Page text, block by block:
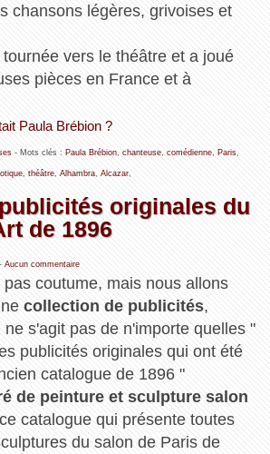
chansons légères, grivoises et
vers le théâtre et a joué
pièces en France et à
Paula Brébion ?
- Mots clés : Paula Brébion, chanteuse, comédienne, Paris,
, théâtre, Alhambra, Alcazar,
originales du
de 1896
- Aucun commentaire
pas coutume, mais nous allons
collection de publicités,
ne s'agit pas de n'importe quelles "
publicités originales qui ont été
catalogue de 1896 "
de peinture et sculpture salon
catalogue qui présente toutes
du salon de Paris de